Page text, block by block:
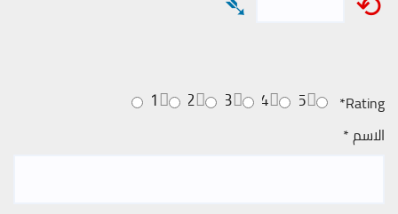
Rating
*
5
4
3
2
1
الاسم*